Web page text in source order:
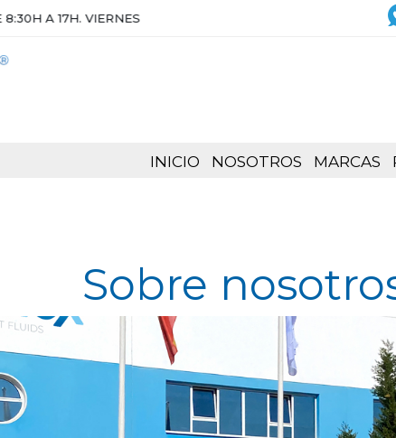
DE 8:30 A 15H
INICIO NOSOTROS MARCAS
Sobre